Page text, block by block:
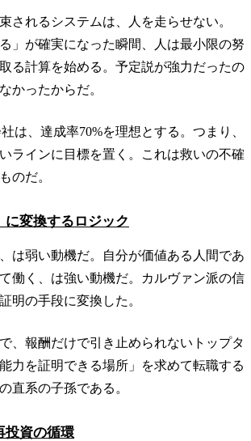
されるシステムは、人を走らせない。
」が確実になった瞬間、人は最小限の努
る計算を始める。予定説が強力だったの
かったからだ。
は、達成率70%を理想とする。つまり、
ラインに目標を置く。これは救いの不確
のだ。
に変換するロジック
は弱い動機だ。自分が価値ある人間であ
働く、は強い動機だ。カルヴァン派の信
明の手段に変換した。
、報酬だけで引き止められないトップタ
力を証明できる場所」を求めて転職する
直系の子孫である。
投資の循環